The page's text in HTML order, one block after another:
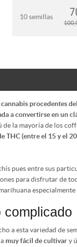
10 semillas
cannabis procedentes
a convertirse en un
la mayoría de los
THC (entre el 15 y el
pues entre sus
para disfrutar de
especialmente
a esta variedad de
muy fácil de cultivary